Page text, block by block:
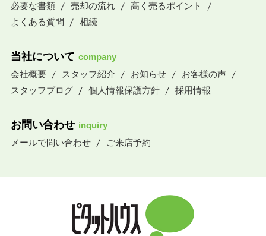
必要な書類
売却の流れ
高く売るポイント
よくある質問
相続
当社について company
会社概要
スタッフ紹介 お知らせ
お客様の声
スタッフブログ
個人情報保護方針 採用情報
お問い合わせ inquiry
メールで問い合わせ
ご来店予約